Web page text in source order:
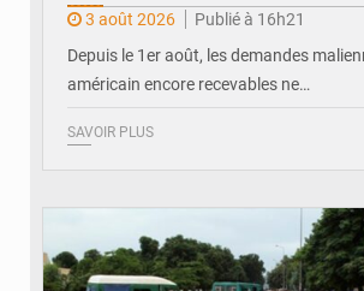
3 août 2026
Publié à 16h21
Depuis le 1er août, les demandes
américain encore recevables ne…
SAVOIR PLUS